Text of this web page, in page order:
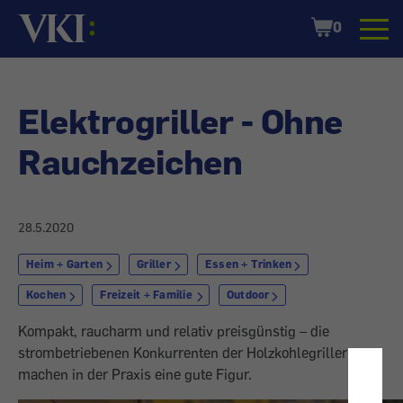
Startseite
Shopping
Cart
0
Elektrogriller - Ohne
Rauchzeichen
28.5.2020
Heim + Garten Griller Essen + Trinken
Kochen Freizeit + Familie Outdoor
Kompakt, raucharm und relativ preisgünstig – die
strombetriebenen Konkurrenten der Holzkohlegriller
machen in der Praxis eine gute Figur.